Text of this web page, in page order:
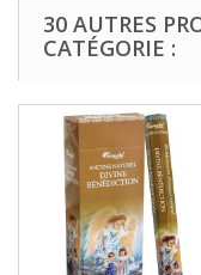
30 AUTRES
CATÉGORIE :